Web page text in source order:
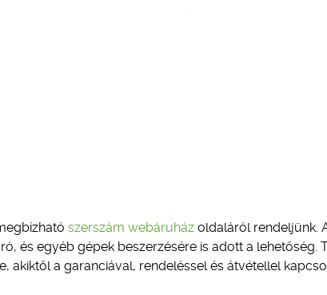
szerszám webáruház oldaláról rendeljünk.
és egyéb gépek beszerzésére is adott a lehetőség.
akiktől a garanciával, rendeléssel és átvétellel